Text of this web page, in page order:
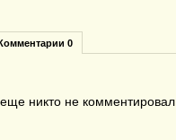
0
еще никто не комментировал